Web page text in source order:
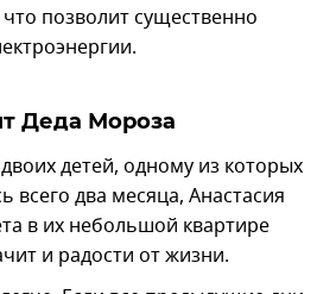
позволит существенно
Деда Мороза
детей, одному из которых
всего два месяца, Анастасия
в их небольшой квартире
и радости от жизни.